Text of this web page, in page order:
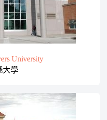
University
大學